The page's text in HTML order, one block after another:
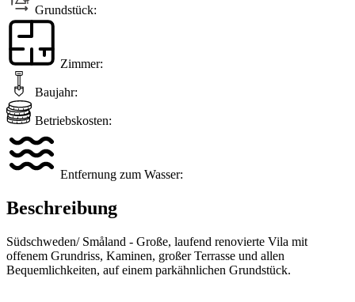
Grundstück:
Zimmer:
Baujahr:
Betriebskosten:
Entfernung zum Wasser:
Beschreibung
Südschweden/ Småland - Große, laufend renovierte Vila mit
offenem Grundriss, Kaminen, großer Terrasse und allen
Bequemlichkeiten, auf einem parkähnlichen Grundstück.